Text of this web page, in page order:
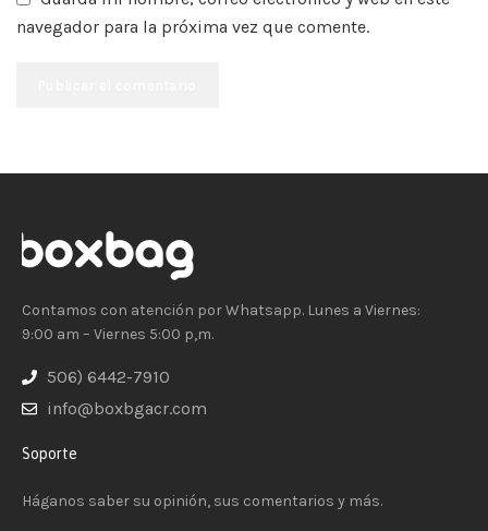
navegador para la próxima vez que comente.
Contamos con atención por Whatsapp. Lunes a Viernes:
9:00 am – Viernes 5:00 p,m.
506) 6442-7910
info@boxbgacr.com
Soporte
Háganos saber su opinión, sus comentarios y más.